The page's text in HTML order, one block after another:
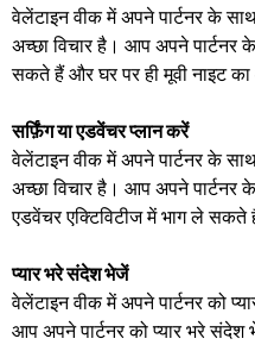
वेलेंटाइन वीक में अपने पार्टनर के
अच्छा विचार है। आप अपने पार्टनर
सकते हैं और घर पर ही मूवी नाइट
सर्फ़िंग या एडवेंचर प्लान करें
वेलेंटाइन वीक में अपने पार्टनर के
अच्छा विचार है। आप अपने पार्टनर
एडवेंचर एक्टिविटीज में भाग ले सकते
प्यार भरे संदेश भेजें
वेलेंटाइन वीक में अपने पार्टनर को
आप अपने पार्टनर को प्यार भरे संदेश